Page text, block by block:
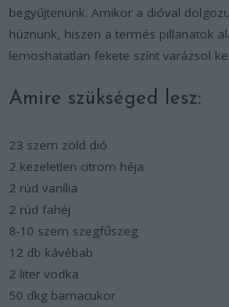
begyűjtenünk. Amikor a dióval
húznunk, hiszen a termés pillanatok
lemoshatatlan fekete színt varázsol
Amire szükséged lesz:
23 szem zöld dió
2 kezeletlen citrom héja
2 rúd vanília
2 rúd fahéj
8-10 szem szegfűszeg
12 db kávébab
2 liter vodka
50 dkg barnacukor